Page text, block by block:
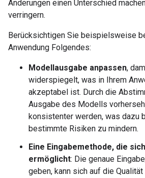
Änderungen einen Unterschied
verringern.
Berücksichtigen Sie beispielsweise
Anwendung Folgendes:
Modellausgabe anpassen,
widerspiegelt, was in Ihrem
akzeptabel ist. Durch die
Ausgabe des Modells
konsistenter werden, was dazu
bestimmte Risiken zu mindern.
Eine Eingabemethode, die
ermöglicht: Die genaue
geben, kann sich auf die